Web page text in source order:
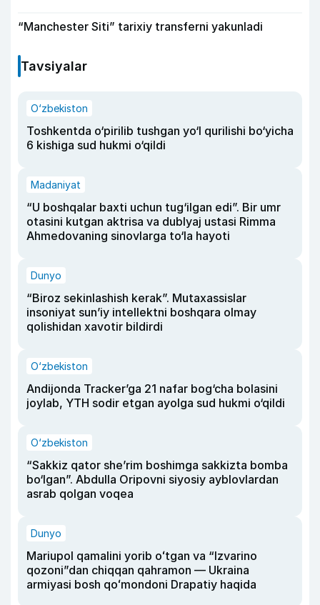
“Manchester Siti” tarixiy transferni yakunladi
Tavsiyalar
O‘zbekiston
Toshkentda o‘pirilib tushgan yo‘l qurilishi bo‘yicha
6 kishiga sud hukmi o‘qildi
Madaniyat
“U boshqalar baxti uchun tug‘ilgan edi”. Bir umr
otasini kutgan aktrisa va dublyaj ustasi Rimma
Ahmedovaning sinovlarga to‘la hayoti
Dunyo
“Biroz sekinlashish kerak”. Mutaxassislar
insoniyat sun’iy intellektni boshqara olmay
qolishidan xavotir bildirdi
O‘zbekiston
Andijonda Tracker’ga 21 nafar bog‘cha bolasini
joylab, YTH sodir etgan ayolga sud hukmi o‘qildi
O‘zbekiston
“Sakkiz qator she’rim boshimga sakkizta bomba
bo‘lgan”. Abdulla Oripovni siyosiy ayblovlardan
asrab qolgan voqea
Dunyo
Mariupol qamalini yorib oʻtgan va “Izvarino
qozoni”dan chiqqan qahramon — Ukraina
armiyasi bosh qoʻmondoni Drapatiy haqida